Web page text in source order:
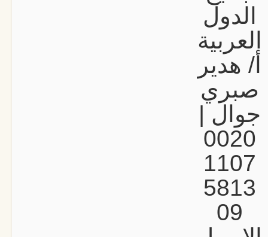
الدول
العربية
أ/ هدير
صبري
جوال |
0020
1107
5813
09